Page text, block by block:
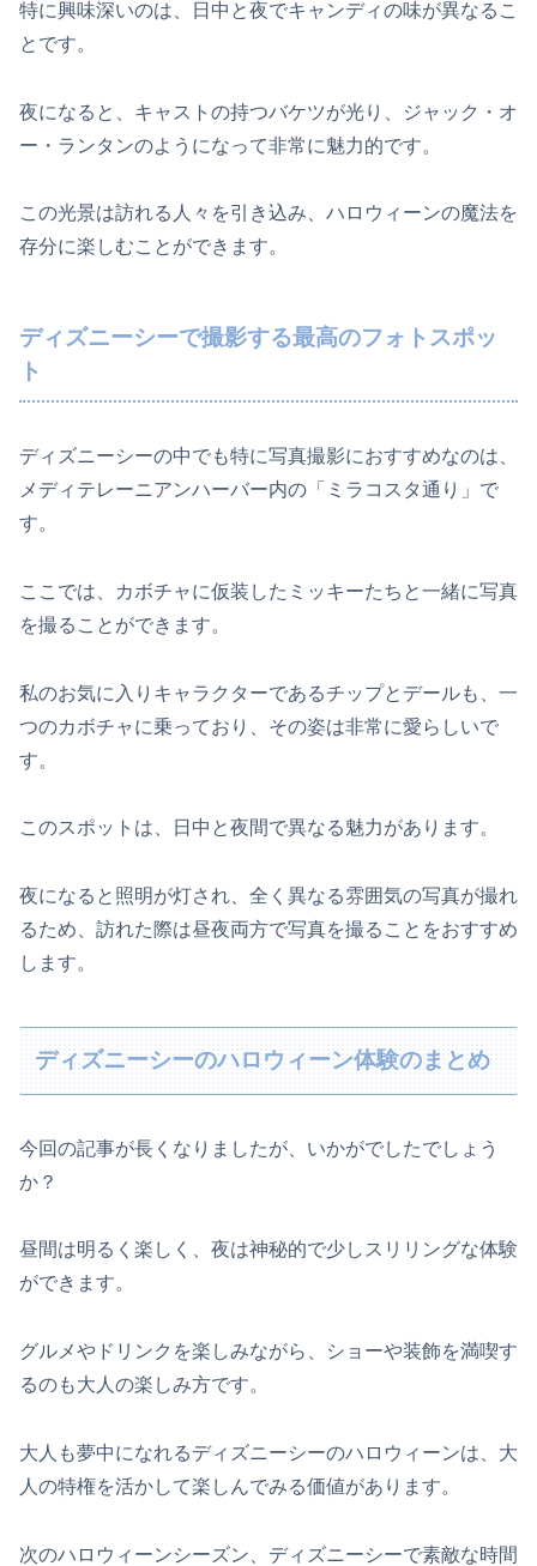
特に興味深いのは、日中と夜でキャンディの味が異なるこ
とです。
夜になると、キャストの持つバケツが光り、ジャック・オ
ー・ランタンのようになって非常に魅力的です。
この光景は訪れる人々を引き込み、ハロウィーンの魔法を
存分に楽しむことができます。
ディズニーシーで撮影する最高のフォトスポッ
ト
ディズニーシーの中でも特に写真撮影におすすめなのは、
メディテレーニアンハーバー内の「ミラコスタ通り」で
す。
ここでは、カボチャに仮装したミッキーたちと一緒に写真
を撮ることができます。
私のお気に入りキャラクターであるチップとデールも、一
つのカボチャに乗っており、その姿は非常に愛らしいで
す。
このスポットは、日中と夜間で異なる魅力があります。
夜になると照明が灯され、全く異なる雰囲気の写真が撮れ
るため、訪れた際は昼夜両方で写真を撮ることをおすすめ
します。
ディズニーシーのハロウィーン体験のまとめ
今回の記事が長くなりましたが、いかがでしたでしょう
か？
昼間は明るく楽しく、夜は神秘的で少しスリリングな体験
ができます。
グルメやドリンクを楽しみながら、ショーや装飾を満喫す
るのも大人の楽しみ方です。
大人も夢中になれるディズニーシーのハロウィーンは、大
人の特権を活かして楽しんでみる価値があります。
次のハロウィーンシーズン、ディズニーシーで素敵な時間